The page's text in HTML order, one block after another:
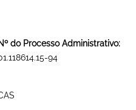
do Processo Administrativo:
94